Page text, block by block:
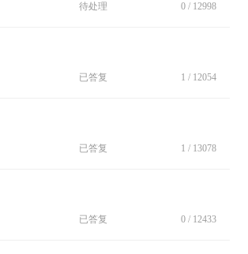
待处理 0 / 12998
已答复 1 / 12054
已答复 1 / 13078
已答复 0 / 12433